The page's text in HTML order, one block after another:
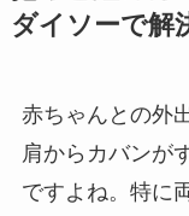
ダイソーで解
赤ちゃんとの外
肩からカバンが
ですよね。特に